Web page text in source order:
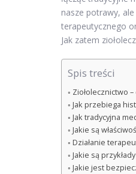
nasze potrawy,
terapeutycznego
Jak zatem
Spis treści
Ziołolecznictwo
Jak przebiega
Jak tradycyjna
Jakie są
Działanie
Jakie są
Jakie jest